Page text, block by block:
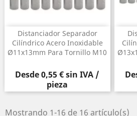
Distanciador Separador
Cilíndrico Acero Inoxidable
Ø11x13mm Para Tornillo M10
Precio
Desde0,55 €sin IVA /
pieza
Mostrando 1-16 de 16 artículo(s)